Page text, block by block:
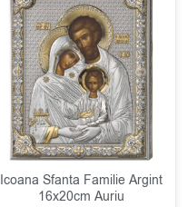
Icoana Sfanta Familie Argint
16x20cm Auriu